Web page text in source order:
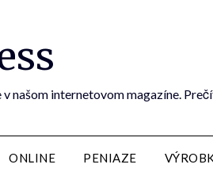
našom internetovom magazíne.
ONLINE PENIAZE